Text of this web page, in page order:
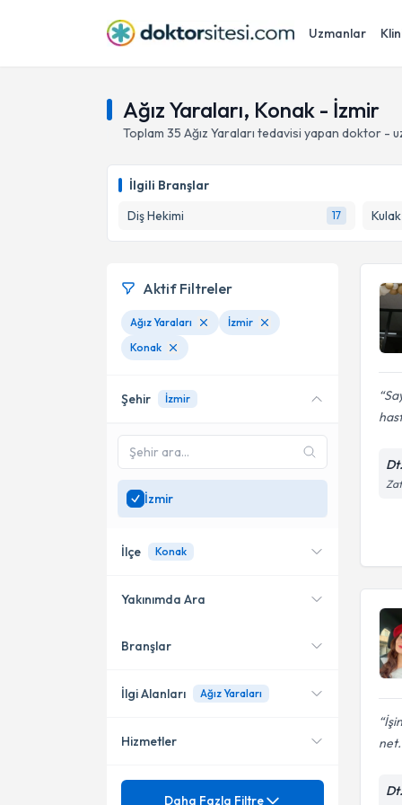
Uzmanlar
Ağız Yaraları, Konak - İzmir
Toplam 35 Ağız Yaraları tedavisi yapan doktor -
İlgili Branşlar
Diş Hekimi
17
Aktif Filtreler
Ağız Yaraları
İzmir
Konak
Şehir İzmir
İzmir
İlçe Konak
Konak
Karşıyaka
Yakınımda Ara
Konumuma yakın uzmanları
Branşlar
Diş Hekimi
Kulak Burun Boğaz hastalıkları
- KBB
İlgi Alanları Ağız Yaraları
Ağız Yaraları
Hizmetler
Sigorta
Daha Fazla Filtre